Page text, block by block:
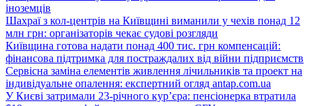
іноземців
Шахраї з кол-центрів на Київщині виманили у чехів понад 12
млн грн: організаторів чекає судові розгляди
Київщина готова надати понад 400 тис. грн компенсацій:
фінансова підтримка для постраждалих від війни підприємств
Сервісна заміна елементів живлення лічильників та проект на
індивідуальне опалення: експертний огляд antap.com.ua
У Києві затримали 23-річного кур’єра: пенсіонерка втратила